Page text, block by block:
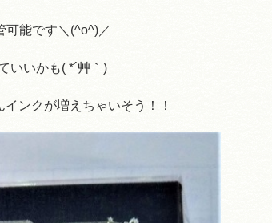
可能です＼(^o^)／
いいかも( *´艸｀)
ンクが増えちゃいそう！！